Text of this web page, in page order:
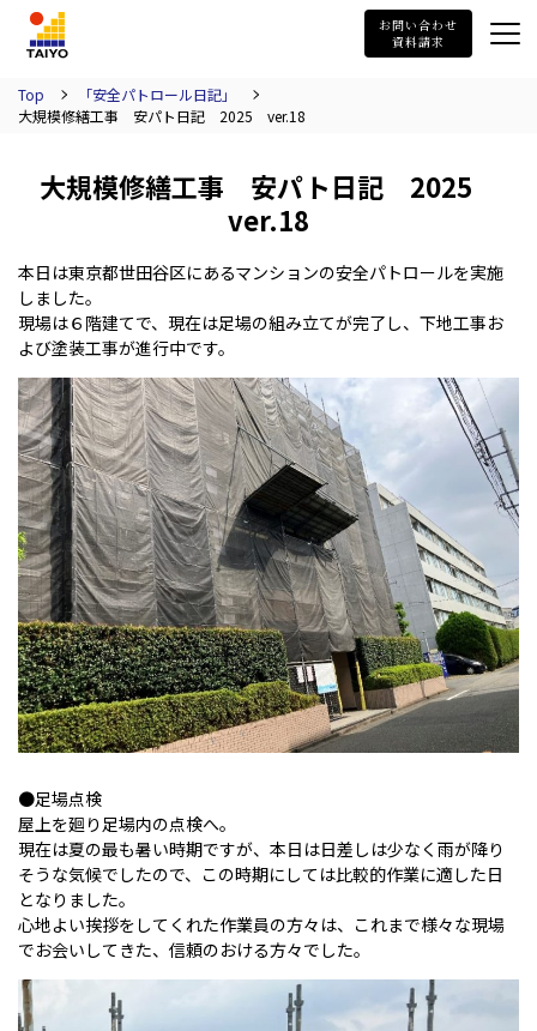
お問い合わせ
資料請求
Top
「安全パトロール日記」
大規模修繕工事 安パト日記 2025 ver.18
大規模修繕工事 安パト日記 2025
ver.18
本日は東京都世田谷区にあるマンションの安全パトロールを実施
しました。
現場は６階建てで、現在は足場の組み立てが完了し、下地工事お
よび塗装工事が進行中です。
●足場点検
屋上を廻り足場内の点検へ。
現在は夏の最も暑い時期ですが、本日は日差しは少なく雨が降り
そうな気候でしたので、この時期にしては比較的作業に適した日
となりました。
心地よい挨拶をしてくれた作業員の方々は、これまで様々な現場
でお会いしてきた、信頼のおける方々でした。